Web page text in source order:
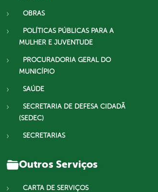
OBRAS
POLÍTICAS PÚBLICAS PARA A
MULHER E JUVENTUDE
PROCURADORIA GERAL DO
MUNICÍPIO
SAÚDE
SECRETARIA DE DEFESA CIDADÃ
(SEDEC)
SECRETARIAS
Outros Serviços
CARTA DE SERVIÇOS